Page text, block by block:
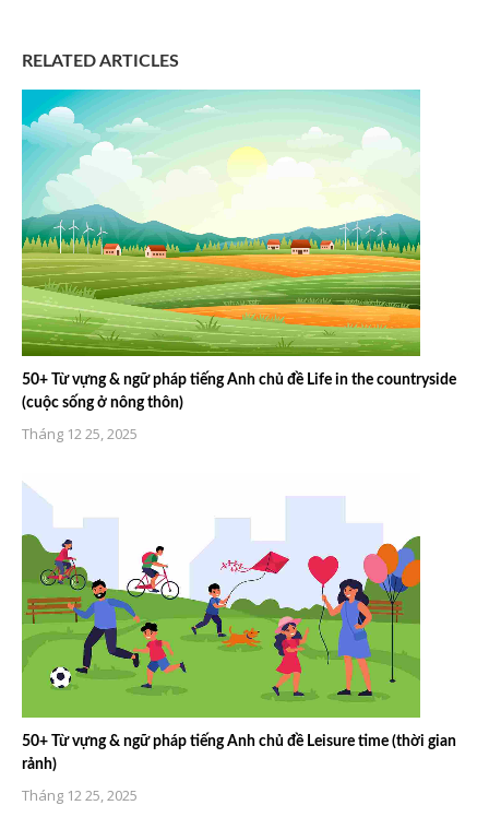
RELATED ARTICLES
50+ Từ vựng & ngữ pháp tiếng Anh chủ đề Life in the countryside
(cuộc sống ở nông thôn)
Tháng 12 25, 2025
50+ Từ vựng & ngữ pháp tiếng Anh chủ đề Leisure time (thời gian
rảnh)
Tháng 12 25, 2025